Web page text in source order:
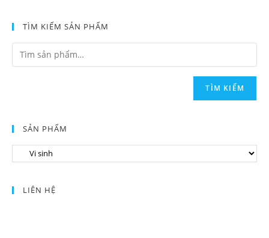
TÌM KIẾM SẢN PHẨM
TÌM KIẾM
SẢN PHẨM
LIÊN HỆ